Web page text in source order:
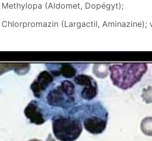
Methylopa (Aldomet, Dopégyt);
Chlorpromazin (Largactil, Aminazine);